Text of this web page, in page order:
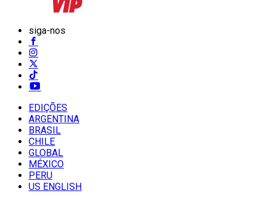
siga-nos
EDIÇÕES
ARGENTINA
BRASIL
CHILE
GLOBAL
MÉXICO
PERU
US ENGLISH